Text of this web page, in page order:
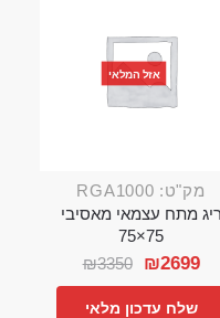
אזל המלאי
מק"ט: RGA1000
ריג מתח עצמאי מאסיבי
75×75
₪3350 ₪2699
שלח עדכון מלאי